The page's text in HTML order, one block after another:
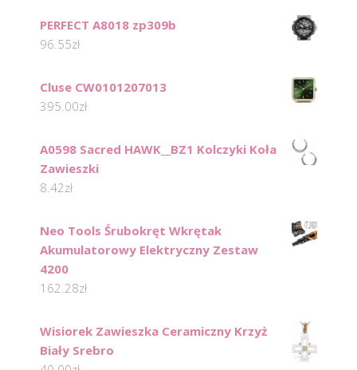
PERFECT A8018 zp309b
96.55zł
Cluse CW0101207013
395.00zł
A0598 Sacred HAWK__BZ1 Kolczyki Koła
Zawieszki
8.42zł
Neo Tools Śrubokręt Wkrętak
Akumulatorowy Elektryczny Zestaw
4200
162.28zł
Wisiorek Zawieszka Ceramiczny Krzyż
Biały Srebro